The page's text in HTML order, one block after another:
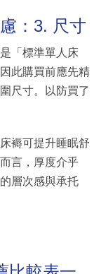
：3. 尺寸
「標準單人床
此購買前應先精
尺寸。以防買了
褥可提升睡眠舒
言，厚度介乎
層次感與承托